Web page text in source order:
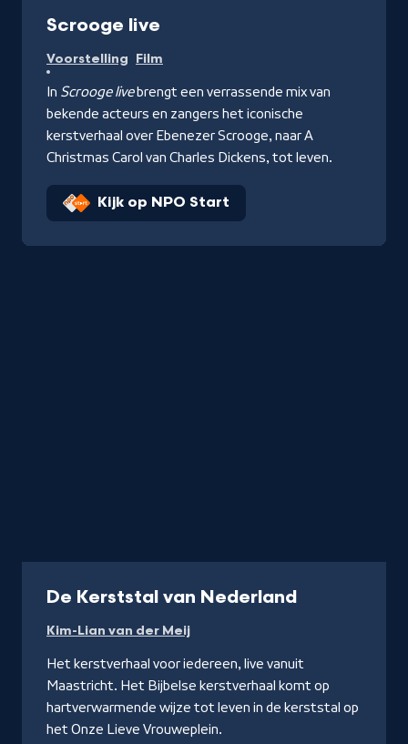
Scrooge live
Voorstelling Film
In Scrooge livebrengt een verrassende mix van
bekende acteurs en zangers het iconische
kerstverhaal over Ebenezer Scrooge, naar A
Christmas Carol van Charles Dickens, tot leven.
Kijk op NPO Start
De Kerststal van Nederland
Kim-Lian van der Meij
Het kerstverhaal voor iedereen, live vanuit
Maastricht. Het Bijbelse kerstverhaal komt op
hartverwarmende wijze tot leven in de kerststal op
het Onze Lieve Vrouweplein.